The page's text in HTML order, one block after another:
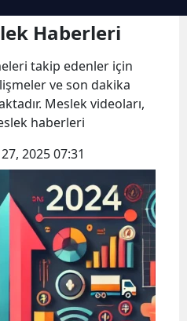
Haberleri
takip edenler için
ve son dakika
Meslek videoları,
haberleri
2025 07:31